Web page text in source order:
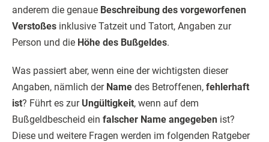
anderem die genaue Beschreibung des vorgeworfenen
Verstoßes inklusive Tatzeit und Tatort, Angaben zur
Person und die Höhe des Bußgeldes.
Was passiert aber, wenn eine der wichtigsten dieser
Angaben, nämlich der Name des Betroffenen, fehlerhaft
ist? Führt es zur Ungültigkeit, wenn auf dem
Bußgeldbescheid ein falscher Name angegeben ist?
Diese und weitere Fragen werden im folgenden Ratgeber